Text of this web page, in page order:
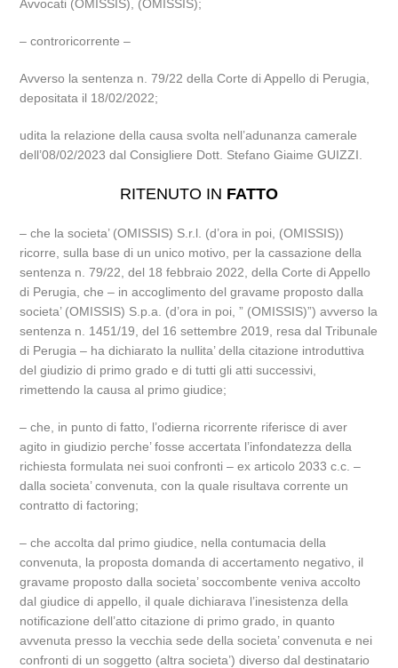
Avvocati (OMISSIS), (OMISSIS);
– controricorrente –
Avverso la sentenza n. 79/22 della Corte di Appello di Perugia,
depositata il 18/02/2022;
udita la relazione della causa svolta nell’adunanza camerale
dell’08/02/2023 dal Consigliere Dott. Stefano Giaime GUIZZI.
RITENUTO IN FATTO
– che la societa’ (OMISSIS) S.r.l. (d’ora in poi, (OMISSIS))
ricorre, sulla base di un unico motivo, per la cassazione della
sentenza n. 79/22, del 18 febbraio 2022, della Corte di Appello
di Perugia, che – in accoglimento del gravame proposto dalla
societa’ (OMISSIS) S.p.a. (d’ora in poi, ” (OMISSIS)”) avverso la
sentenza n. 1451/19, del 16 settembre 2019, resa dal Tribunale
di Perugia – ha dichiarato la nullita’ della citazione introduttiva
del giudizio di primo grado e di tutti gli atti successivi,
rimettendo la causa al primo giudice;
– che, in punto di fatto, l’odierna ricorrente riferisce di aver
agito in giudizio perche’ fosse accertata l’infondatezza della
richiesta formulata nei suoi confronti – ex articolo 2033 c.c. –
dalla societa’ convenuta, con la quale risultava corrente un
contratto di factoring;
– che accolta dal primo giudice, nella contumacia della
convenuta, la proposta domanda di accertamento negativo, il
gravame proposto dalla societa’ soccombente veniva accolto
dal giudice di appello, il quale dichiarava l’inesistenza della
notificazione dell’atto citazione di primo grado, in quanto
avvenuta presso la vecchia sede della societa’ convenuta e nei
confronti di un soggetto (altra societa’) diverso dal destinatario